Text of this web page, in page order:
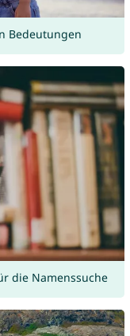
Bedeutungen
die Namenssuche